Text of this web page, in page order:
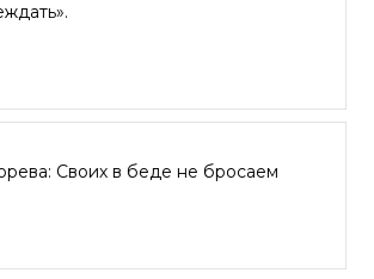
Своих в беде не бросаем